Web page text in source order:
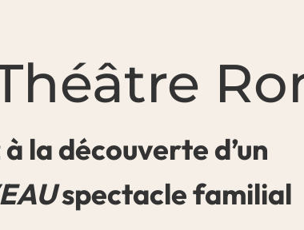
la découverte d’un
spectacle familial